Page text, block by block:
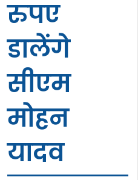
रुपए
डालेंगे
सीएम
मोहन
यादव